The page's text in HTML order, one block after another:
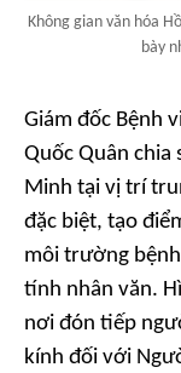
Không gian văn hóa
bày
Giám đốc Bệnh
Quốc Quân chia
Minh tại vị trí
đặc biệt, tạo
môi trường
tính nhân văn.
nơi đón tiếp
kính đối với